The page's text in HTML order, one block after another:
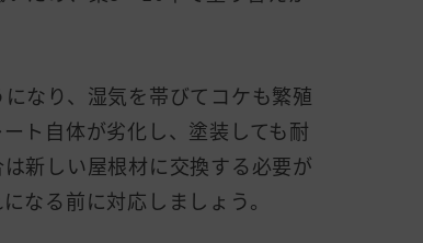
なり、湿気を帯びてコケも繁殖
ト自体が劣化し、塗装しても耐
新しい屋根材に交換する必要が
なる前に対応しましょう。